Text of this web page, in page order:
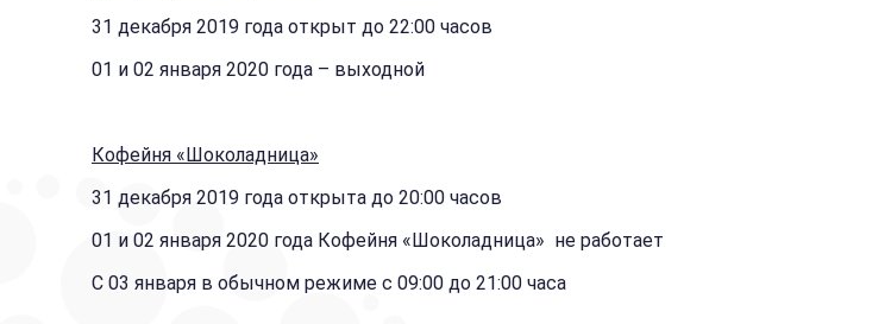
31 декабря 2019 года открыт до 22:00 часов
01 и 02 января 2020 года – выходной
Кофейня «Шоколадница»
31 декабря 2019 года открыта до 20:00 часов
01 и 02 января 2020 года Кофейня «Шоколадница» не работает
С 03 января в обычном режиме с 09:00 до 21:00 часа